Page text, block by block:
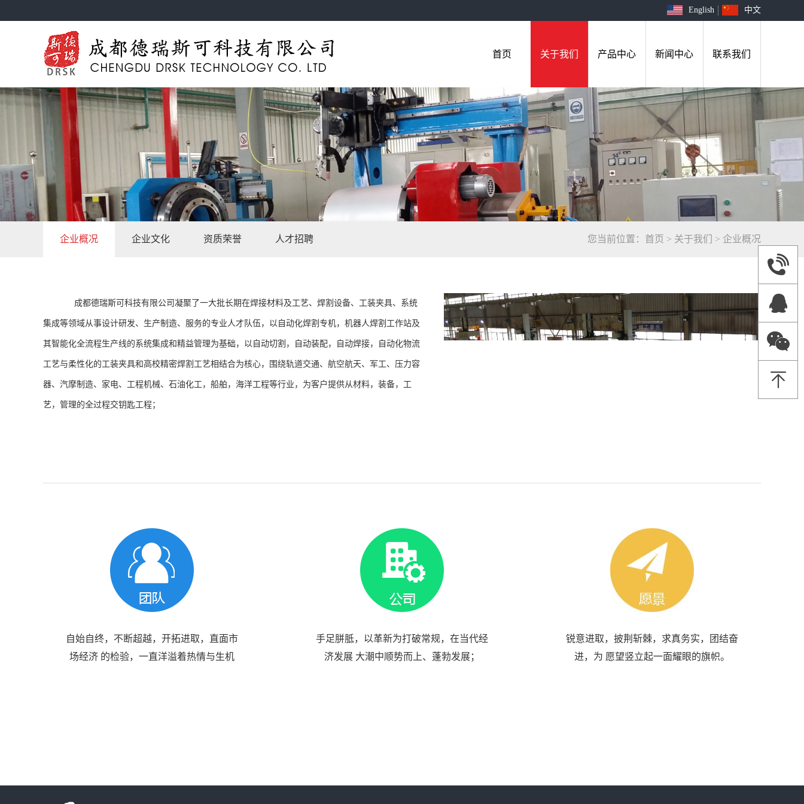
English 中文
首页 关于我们 产品中心 新闻中心 联系我们
企业概况 企业文化 资质荣誉 人才招聘 您当前位置： 首页 > 关于我们 > 企业概况
成都德瑞斯可科技有限公司凝聚了一大批长期在焊接材料及工艺、焊割设备、工装夹具、系统
集成等领域从事设计研发、生产制造、服务的专业人才队伍，以自动化焊割专机，机器人焊割工作站及
其智能化全流程生产线的系统集成和精益管理为基础，以自动切割，自动装配，自动焊接，自动化物流
工艺与柔性化的工装夹具和高校精密焊割工艺相结合为核心，围绕轨道交通、航空航天、军工、压力容
器、汽摩制造、家电、工程机械、石油化工，船舶，海洋工程等行业，为客户提供从材料，装备，工
艺，管理的全过程交钥匙工程；
自始自终，不断超越，开拓进取，直面市
场经济 的检验，一直洋溢着热情与生机
手足胼胝，以革新为打破常规，在当代经
济发展 大潮中顺势而上、蓬勃发展；
锐意进取，披荆斩棘，求真务实，团结奋
进，为 愿望竖立起一面耀眼的旗帜。